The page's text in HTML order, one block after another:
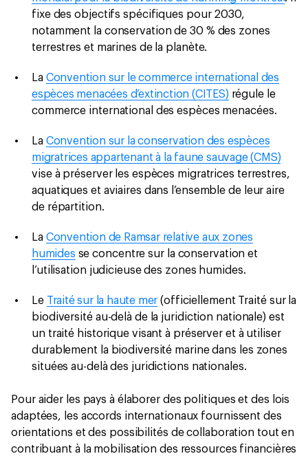
fixe des objectifs spécifiques pour 2030,
notamment la conservation de 30 % des zones
terrestres et marines de la planète.
La Convention sur le commerce international des
espèces menacées d’extinction (CITES) régule le
commerce international des espèces menacées.
La Convention sur la conservation des espèces
migratrices appartenant à la faune sauvage (CMS)
vise à préserver les espèces migratrices terrestres,
aquatiques et aviaires dans l’ensemble de leur aire
de répartition.
La Convention de Ramsar relative aux zones
humides se concentre sur la conservation et
l’utilisation judicieuse des zones humides.
Le Traité sur la haute mer (officiellement Traité sur la
biodiversité au-delà de la juridiction nationale) est
un traité historique visant à préserver et à utiliser
durablement la biodiversité marine dans les zones
situées au-delà des juridictions nationales.
Pour aider les pays à élaborer des politiques et des lois
adaptées, les accords internationaux fournissent des
orientations et des possibilités de collaboration tout en
contribuant à la mobilisation des ressources financières